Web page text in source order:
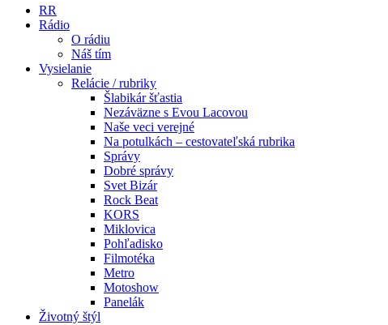
RR
Rádio
O rádiu
Náš tím
Vysielanie
Relácie / rubriky
Šlabikár šťastia
Nezáväzne s Evou Lacovou
Naše veci verejné
Na potulkách – cestovateľská rubrika
Správy
Dobré správy
Svet Bizár
Rock Beat
KORS
Miklovica
Pohľadisko
Filmotéka
Metro
Motoshow
Panelák
Životný štýl